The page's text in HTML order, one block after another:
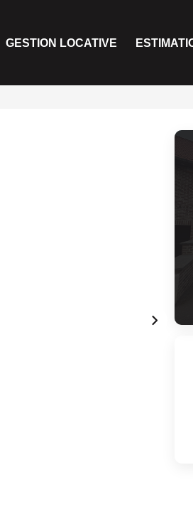
GESTION LOCATIVE